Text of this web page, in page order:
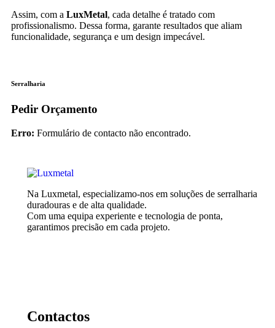
Assim, com a LuxMetal, cada detalhe é tratado com
profissionalismo. Dessa forma, garante resultados que aliam
funcionalidade, segurança e um design impecável.
Serralharia
Pedir Orçamento
Erro: Formulário de contacto não encontrado.
Na Luxmetal, especializamo-nos em soluções de serralharia
duradouras e de alta qualidade.
Com uma equipa experiente e tecnologia de ponta,
garantimos precisão em cada projeto.
Contactos